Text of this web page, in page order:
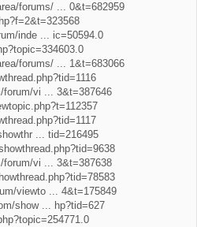
forums/ ... 0&t=682959
inde ... ic=50594.0
forums/ ... 1&t=683066
forum/vi ... 3&t=387646
... tid=216495
forum/vi ... 3&t=387638
viewto ... 4&t=175849
show ... hp?tid=627